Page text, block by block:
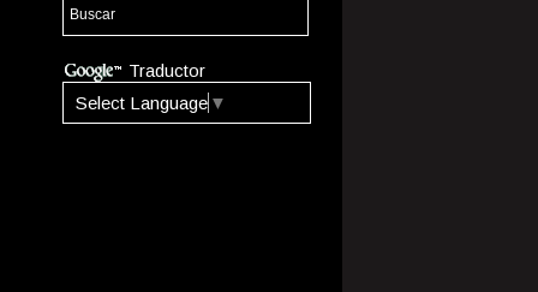
Traductor
Select Language ▼